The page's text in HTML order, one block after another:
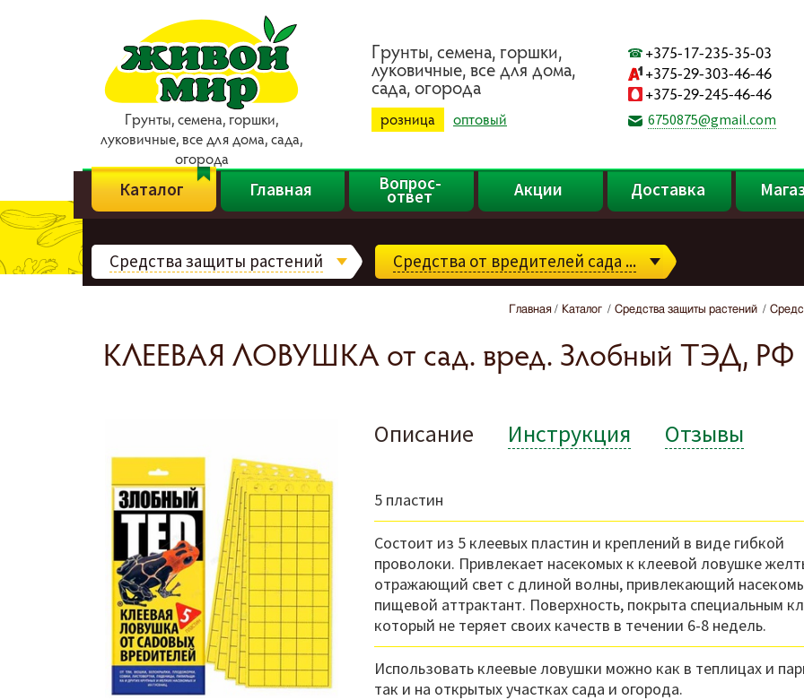
Гpyнты, ceмeнa, гopшки,
лyкoвичныe, вce для дoмa, caдa,
oгopoдa
Гpyнты, ceмeнa, гopшки,
лyкoвичныe, вce для дoмa,
caдa, oгopoдa
розница оптовый
+375-17-235-35-03
+375-29-303-46-46
+375-29-245-46-46
6750875@gmail.com
Каталог Главная Вопрос-
ответ Акции Доставка
Средства защиты растений Средства от вредителей сада ...
Главная Каталог Средства защиты растений
КЛЕЕВАЯ ЛОВУШКА от сад. вред. Злобный ТЭД, РФ
Описание Инструкция Отзывы
5 пластин
Состоит из 5 клеевых пластин и креплений в виде гибкой
проволоки. Привлекает насекомых к клеевой ловушке
отражающий свет с длиной волны, привлекающий
пищевой аттрактант. Поверхность, покрыта специальным
который не теряет своих качеств в течении 6-8 недель.
Использовать клеевые ловушки можно как в теплицах и
так и на открытых участках сада и огорода.